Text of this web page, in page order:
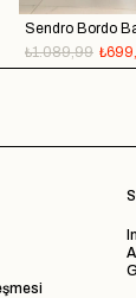
Sendro Bordo
₺1.089,99